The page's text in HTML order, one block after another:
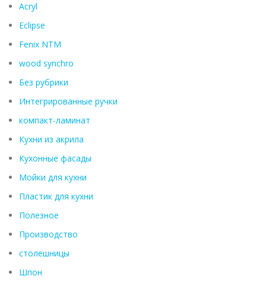
Acryl
Eclipse
Fenix ​​NTM
wood synchro
Без рубрики
Интегрированные ручки
компакт-ламинат
Кухни из акрила
Кухонные фасады
Мойки для кухни
Пластик для кухни
Полезное
Производство
столешницы
Шпон